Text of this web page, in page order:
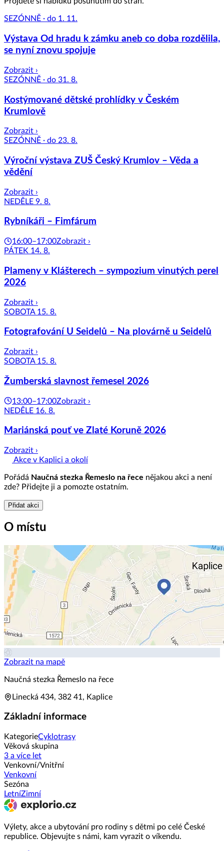
SEZÓNNĚ · do 1. 11.
Výstava Od hradu k zámku aneb co doba rozdělila,
se nyní znovu spojuje
Zobrazit ›
SEZÓNNĚ · do 31. 8.
Kostýmované dětské prohlídky v Českém
Krumlově
Zobrazit ›
SEZÓNNĚ · do 23. 8.
Výroční výstava ZUŠ Český Krumlov – Věda a
vědění
Zobrazit ›
NEDĚLE 9. 8.
Rybníkáři – Fimfárum
16:00–17:00Zobrazit ›
PÁTEK 14. 8.
Plameny v Klášterech – sympozium vinutých perel
2026
Zobrazit ›
SOBOTA 15. 8.
Fotografování U Seidelů – Na plovárně u Seidelů
Zobrazit ›
SOBOTA 15. 8.
Žumberská slavnost řemesel 2026
13:00–17:00Zobrazit ›
NEDĚLE 16. 8.
Mariánská pouť ve Zlaté Koruně 2026
Zobrazit ›
Akce v Kaplici a okolí
Pořádá Naučná stezka Řemeslo na řece nějakou akci a není
zde? Přidejte ji a pomozte ostatním.
Přidat akci
O místu
Zobrazit na mapě
Naučná stezka Řemeslo na řece
Linecká 434, 382 41, Kaplice
Základní informace
KategorieCyklotrasy
Věková skupina
3 a více let
Venkovní/Vnitřní
Venkovní
Sezóna
LetníZimní
Výlety, akce a ubytování pro rodiny s dětmi po celé České
republice. Objevujte s námi, kam vyrazit o víkendu.